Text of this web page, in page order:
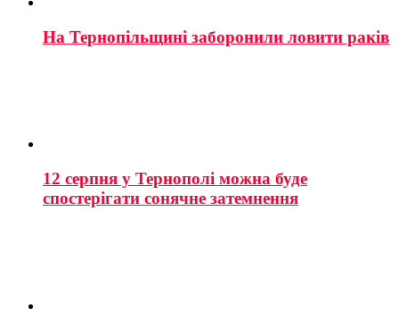
На Тернопільщині заборонили ловити раків
12 серпня у Тернополі можна буде
спостерігати сонячне затемнення